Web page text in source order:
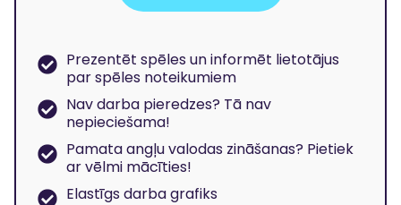
Prezentēt spēles un informēt lietotājus
par spēles noteikumiem
Nav darba pieredzes? Tā nav
nepieciešama!
Pamata angļu valodas zināšanas? Pietiek
ar vēlmi mācīties!
Elastīgs darba grafiks